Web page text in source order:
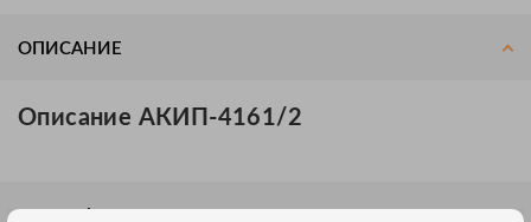
ОПИСАНИЕ
Описание АКИП-4161/2